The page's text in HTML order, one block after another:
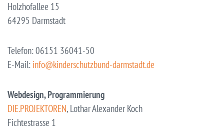
Holzhofallee 15
64295 Darmstadt
Telefon: 06151 36041-50
E-Mail: info@kinderschutzbund-darmstadt.de
Webdesign, Programmierung
DIE.PROJEKTOREN, Lothar Alexander Koch
Fichtestrasse 1